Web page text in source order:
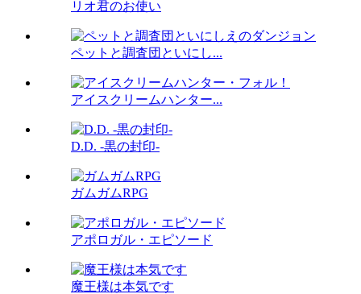
リオ君のお使い
ペットと調査団といにし...
アイスクリームハンター...
D.D. -黒の封印-
ガムガムRPG
アポロガル・エピソード
魔王様は本気です